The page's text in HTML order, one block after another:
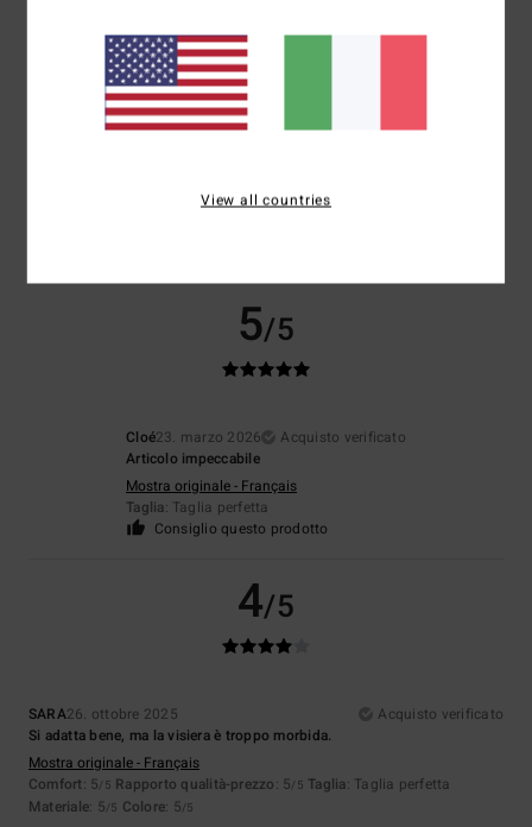
Taglia
Troppo piccoloTroppo grande
5.0
5/5
Cloé23. marzo 2026
Acquisto verificato
Articolo impeccabile
Mostra originale - Français
Taglia: Taglia perfetta
Consiglio questo prodotto
4/5
SARA26. ottobre 2025
Acquisto verificato
Si adatta bene, ma la visiera è troppo morbida.
Mostra originale - Français
Comfort: 5/5 Rapporto qualità-prezzo: 5/5 Taglia: Taglia perfetta
Materiale: 5/5 Colore: 5/5
View all countries